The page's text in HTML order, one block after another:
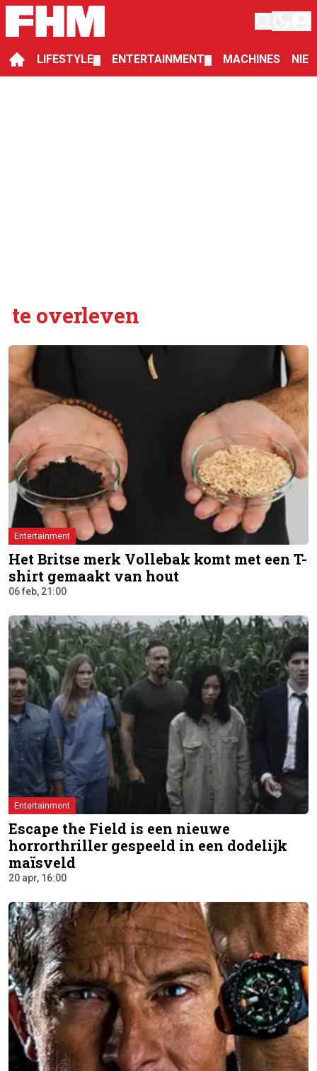
LIFESTYLE ENTERTAINMENT MACHINES
te overleven
Entertainment
Het Britse merk Vollebak komt met een T-
shirt gemaakt van hout
06 feb, 21:00
Entertainment
Escape the Field is een nieuwe
horrorthriller gespeeld in een dodelijk
maïsveld
20 apr, 16:00